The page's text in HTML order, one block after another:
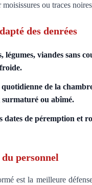
moisissures ou traces
des denrées
légumes, viandes sans
de la
ou abîmé.
dates de péremption et
personnel
est la meilleure